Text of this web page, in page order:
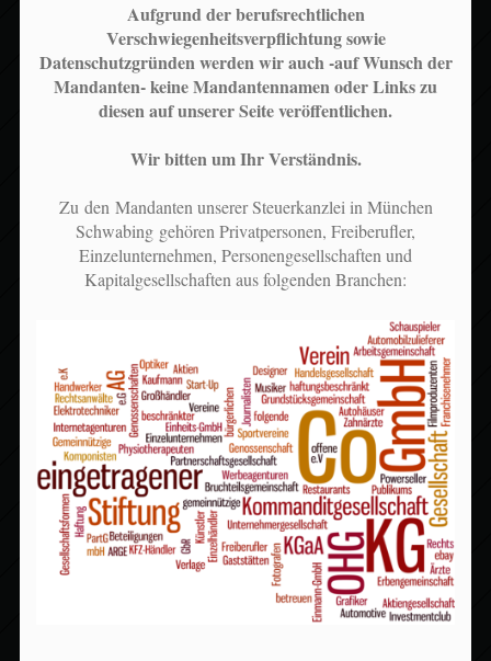
Aufgrund der berufsrechtlichen
Verschwiegenheitsverpflichtung sowie
Datenschutzgründen werden wir auch -auf Wunsch der
Mandanten- keine Mandantennamen oder Links zu
diesen auf unserer Seite veröffentlichen.
Wir bitten um Ihr Verständnis.
Zu den Mandanten unserer Steuerkanzlei in München
Schwabing gehören Privatpersonen, Freiberufler,
Einzelunternehmen, Personengesellschaften und
Kapitalgesellschaften aus folgenden Branchen: